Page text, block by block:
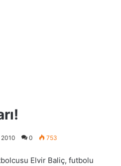
2010 0 753
Elvir Baliç, futbolu